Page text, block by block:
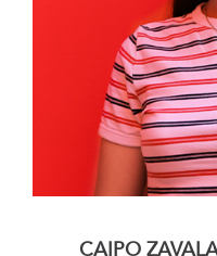
CAIPO